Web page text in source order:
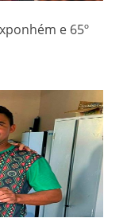
e 65º